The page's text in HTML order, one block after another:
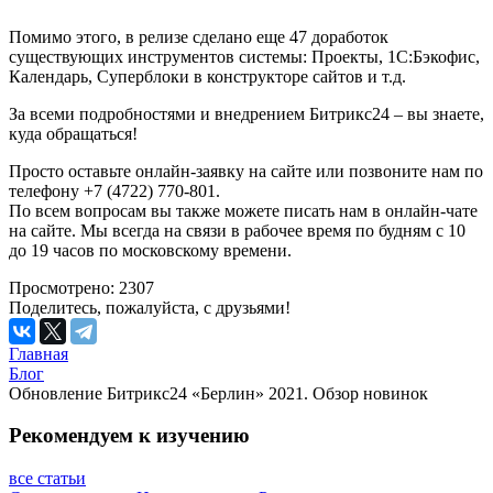
Помимо этого, в релизе сделано еще 47 доработок
существующих инструментов системы: Проекты, 1С:Бэкофис,
Календарь, Суперблоки в конструкторе сайтов и т.д.
За всеми подробностями и внедрением Битрикс24 – вы знаете,
куда обращаться!
Просто оставьте онлайн-заявку на сайте или позвоните нам по
телефону +7 (4722) 770-801.
По всем вопросам вы также можете писать нам в онлайн-чате
на сайте. Мы всегда на связи в рабочее время по будням с 10
до 19 часов по московскому времени.
Просмотрено: 2307
Поделитесь, пожалуйста, с друзьями!
Главная
Блог
Обновление Битрикс24 «Берлин» 2021. Обзор новинок
Рекомендуем к изучению
все статьи